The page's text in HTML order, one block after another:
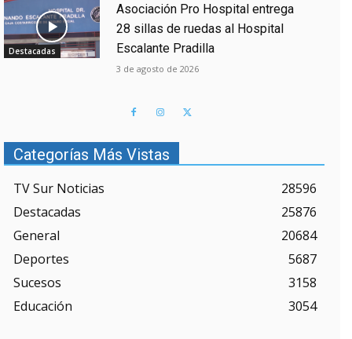
Destacadas
Asociación Pro Hospital entrega
28 sillas de ruedas al Hospital
Escalante Pradilla
3 de agosto de 2026
Categorías Más Vistas
TV Sur Noticias
28596
Destacadas
25876
General
20684
Deportes
5687
Sucesos
3158
Educación
3054